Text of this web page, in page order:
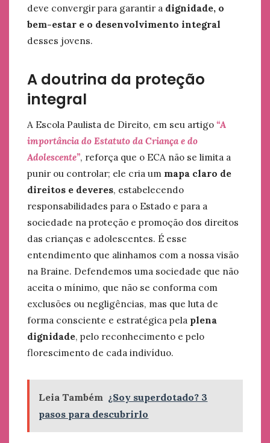
deve convergir para garantir a dignidade, o
bem-estar e o desenvolvimento integral
desses jovens.
A doutrina da proteção
integral
A Escola Paulista de Direito, em seu artigo “A
importância do Estatuto da Criança e do
Adolescente”, reforça que o ECA não se limita a
punir ou controlar; ele cria um mapa claro de
direitos e deveres, estabelecendo
responsabilidades para o Estado e para a
sociedade na proteção e promoção dos direitos
das crianças e adolescentes. É esse
entendimento que alinhamos com a nossa visão
na Braine. Defendemos uma sociedade que não
aceita o mínimo, que não se conforma com
exclusões ou negligências, mas que luta de
forma consciente e estratégica pela plena
dignidade, pelo reconhecimento e pelo
florescimento de cada indivíduo.
Leia Também ¿Soy superdotado? 3
pasos para descubrirlo